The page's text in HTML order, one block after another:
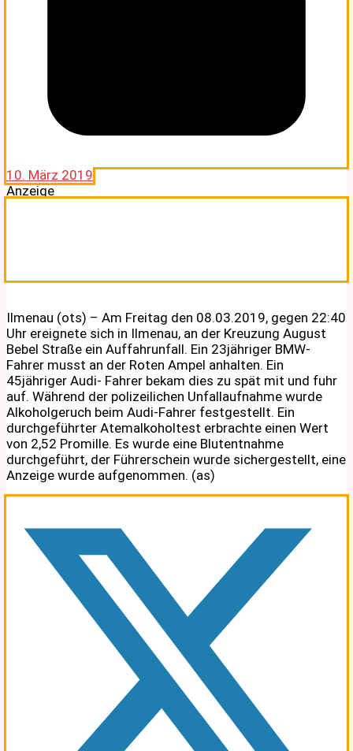
10. März 2019
Anzeige
Ilmenau (ots) – Am Freitag den 08.03.2019, gegen 22:40
Uhr ereignete sich in Ilmenau, an der Kreuzung August
Bebel Straße ein Auffahrunfall. Ein 23jähriger BMW-
Fahrer musst an der Roten Ampel anhalten. Ein
45jähriger Audi- Fahrer bekam dies zu spät mit und fuhr
auf. Während der polizeilichen Unfallaufnahme wurde
Alkoholgeruch beim Audi-Fahrer festgestellt. Ein
durchgeführter Atemalkoholtest erbrachte einen Wert
von 2,52 Promille. Es wurde eine Blutentnahme
durchgeführt, der Führerschein wurde sichergestellt, eine
Anzeige wurde aufgenommen. (as)